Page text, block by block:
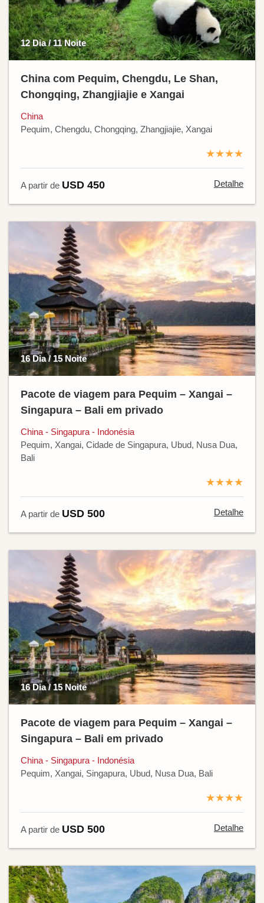
12 Dia / 11 Noite
China com Pequim, Chengdu, Le Shan,
Chongqing, Zhangjiajie e Xangai
China
Pequim, Chengdu, Chongqing, Zhangjiajie, Xangai
★★★★
A partir de USD 450 Detalhe
16 Dia / 15 Noite
Pacote de viagem para Pequim – Xangai –
Singapura – Bali em privado
China - Singapura - Indonésia
Pequim, Xangai, Cidade de Singapura, Ubud, Nusa Dua,
Bali
★★★★
A partir de USD 500 Detalhe
16 Dia / 15 Noite
Pacote de viagem para Pequim – Xangai –
Singapura – Bali em privado
China - Singapura - Indonésia
Pequim, Xangai, Singapura, Ubud, Nusa Dua, Bali
★★★★
A partir de USD 500 Detalhe